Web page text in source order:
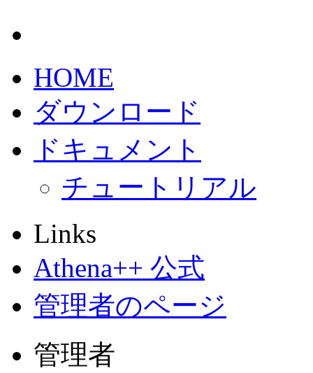
HOME
ダウンロード
ドキュメント
チュートリアル
Links
Athena++ 公式
管理者のページ
管理者